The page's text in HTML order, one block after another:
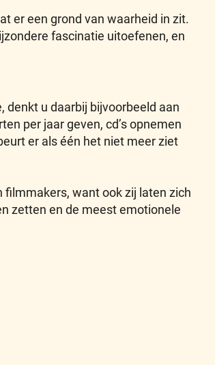
er een grond van waarheid in zit.
fascinatie uitoefenen, en
denkt u daarbij bijvoorbeeld aan
per jaar geven, cd’s opnemen
er als één het niet meer ziet
filmmakers, want ook zij laten zich
zetten en de meest emotionele